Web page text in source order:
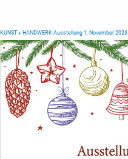
KUNST + HANDWERK Ausstellung 1. November 2026